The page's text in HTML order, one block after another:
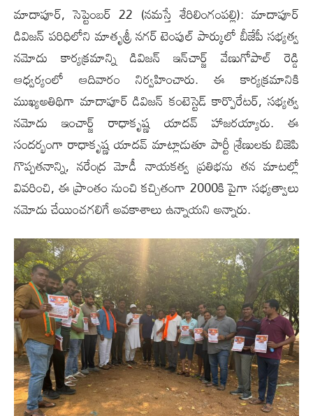
మాదాపూర్, సెప్టెంబ‌ర్ 22 (న‌మ‌స్తే శేరిలింగంప‌ల్లి): మాదాపూర్
డివిజన్ ప‌రిధిలోని మాతృశ్రీ నగర్ టెంపుల్ పార్కులో బీజేపీ సభ్యత్వ
నమోదు కార్య‌క్ర‌మాన్ని డివిజ‌న్ ఇన్‌చార్జ్ వేణుగోపాల్ రెడ్డి
ఆధ్వర్యంలో ఆదివారం నిర్వ‌హించారు. ఈ కార్యక్రమానికి
ముఖ్యఅతిథిగా మాదాపూర్ డివిజన్ కంటెస్టెడ్ కార్పొరేటర్, సభ్యత్వ
నమోదు ఇంచార్జ్ రాధాకృష్ణ యాదవ్ హాజ‌ర‌య్యారు. ఈ
సందర్భంగా రాధాకృష్ణ యాదవ్ మాట్లాడుతూ పార్టీ శ్రేణులకు బిజెపి
గొప్పతనాన్ని, నరేంద్ర మోడీ నాయకత్వ ప్రతిభను తన మాటల్లో
వివరించి, ఈ ప్రాంతం నుంచి క‌చ్చితంగా 2000కి పైగా సభ్యత్వాలు
నమోదు చేయించగలిగే అవకాశాలు ఉన్నాయని అన్నారు.